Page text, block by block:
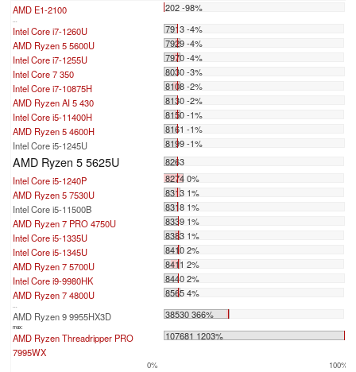
AMD E1-2100 202 -98%
...
Intel Core i7-1260U
7913 -4%
AMD Ryzen 5 5600U
7929 -4%
Intel Core i7-1255U
7970 -4%
Intel Core 7 350
8030 -3%
Intel Core i7-10875H
8108 -2%
AMD Ryzen AI 5 430
8130 -2%
Intel Core i5-11400H
8150 -1%
AMD Ryzen 5 4600H
8161 -1%
Intel Core i5-1245U
8199 -1%
AMD Ryzen 5 5625U
8263
Intel Core i5-1240P
8274 0%
AMD Ryzen 5 7530U
8313 1%
Intel Core i5-11500B
8318 1%
AMD Ryzen 7 PRO 4750U
8339 1%
Intel Core i5-1335U
8383 1%
Intel Core i5-1345U
8410 2%
AMD Ryzen 7 5700U
8411 2%
Intel Core i9-9980HK
8440 2%
AMD Ryzen 7 4800U
8565 4%
...
AMD Ryzen 9 9955HX3D 38530 366%
max:
AMD Ryzen Threadripper PRO
7995WX
107681 1203%
0% 100%